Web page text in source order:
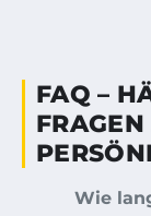
FAQ –
Wie